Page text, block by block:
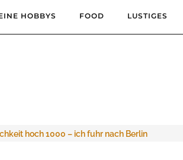
HOBBYS FOOD LUSTIGES